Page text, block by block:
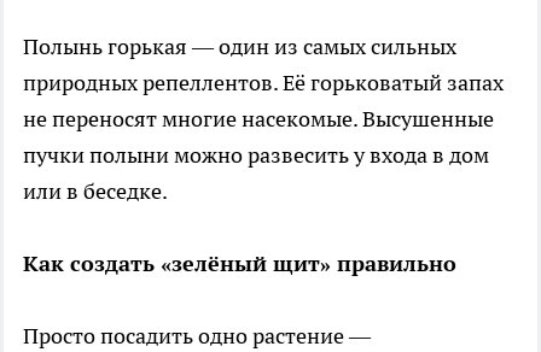
Полынь горькая — один из самых сильных
природных репеллентов. Её горьковатый запах
не переносят многие насекомые. Высушенные
пучки полыни можно развесить у входа в дом
или в беседке.
Как создать «зелёный щит» правильно
Просто посадить одно растение —